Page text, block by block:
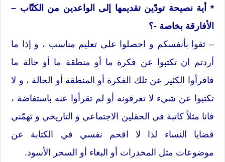
* أية نصيحة تودّين تقديمها إلى الواعدين من الكتّاب –
الأفارقة بخاصة -؟
– ثقوا بأنفسكم و احصلوا على تعليم مناسب ، و إذا ما
أردتم ان تكتبوا عن فكرة ما أو منطقة ما أو حالة ما
فاقرأوا الكثير عن تلك الفكرة أو المنطقة أو الحالة ، و لا
تكتبوا عن شيء لا تعرفونه أو لم تقرأوا عنه باستفاضة ،
فانا مثلاً كاتبة في الحقلين الاجتماعي و التاريخي و تهمّني
قضايا النساء لذا لا اقحم نفسي في الكتابة عن
موضوعات مثل المخدرات أو البغاء أو السحر الأسود.